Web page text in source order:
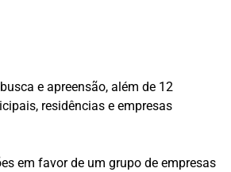
e apreensão, além de 12
residências e empresas
em favor de um grupo de empresas